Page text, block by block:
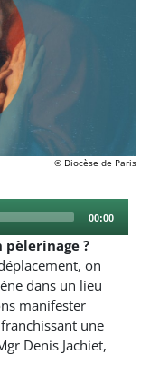
© Diocèse de Paris
Total
00:00
pèlerinage ?
on
dans un lieu
manifester
une
Denis Jachiet,